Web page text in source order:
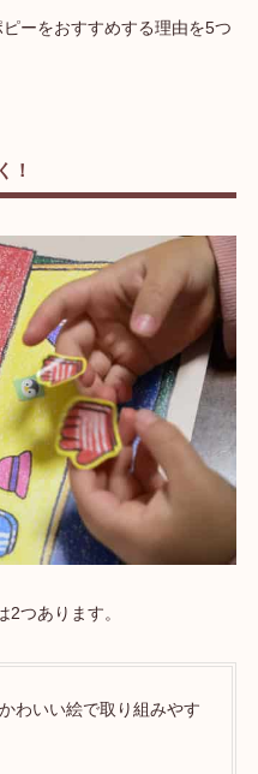
ーをおすすめする理由を5つ
！
つあります。
わいい絵で取り組みやす